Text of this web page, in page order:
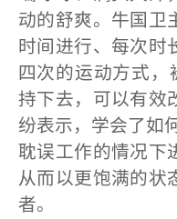
动的舒爽。牛国卫
时间进行、每次时
四次的运动方式，
持下去，可以有效
纷表示，学会了如
耽误工作的情况下
从而以更饱满的状
者。